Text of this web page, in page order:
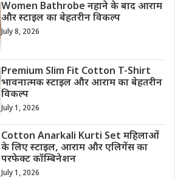
Women Bathrobe नहाने के बाद आराम
और स्टाइल का बेहतरीन विकल्प
July 8, 2026
Premium Slim Fit Cotton T-Shirt
भावनात्मक स्टाइल और आराम का बेहतरीन
विकल्प
July 1, 2026
Cotton Anarkali Kurti Set महिलाओं
के लिए स्टाइल, आराम और एलिगेंस का
परफेक्ट कॉम्बिनेशन
July 1, 2026